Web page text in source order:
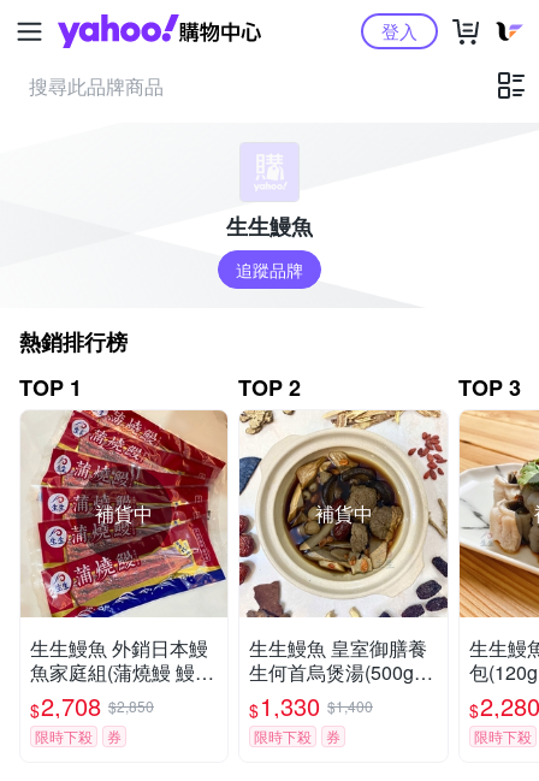
Yahoo購物中心登入
生生鰻魚
追蹤品牌
熱銷排行榜
TOP 1
補貨中
生生鰻魚 外銷日本鰻
魚家庭組(蒲燒鰻 鰻片
250g±10%/片*6片)
$2,708 $2,850
限時下殺
券
TOP 2
補貨中
生生鰻魚 皇室御膳養
生何首烏煲湯(500g±1
0%/包，共5包)
$1,330 $1,400
限時下殺
券
TOP 3
生生鰻
包
包+加
$2,280
限時下殺